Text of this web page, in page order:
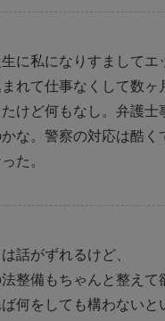
に私になりすましてエ
れて仕事なくして数ヶ
けど何もなし。弁護士
な。警察の対応は酷く
た。
話がずれるけど、
整備もちゃんと整えて
何をしても構わないと